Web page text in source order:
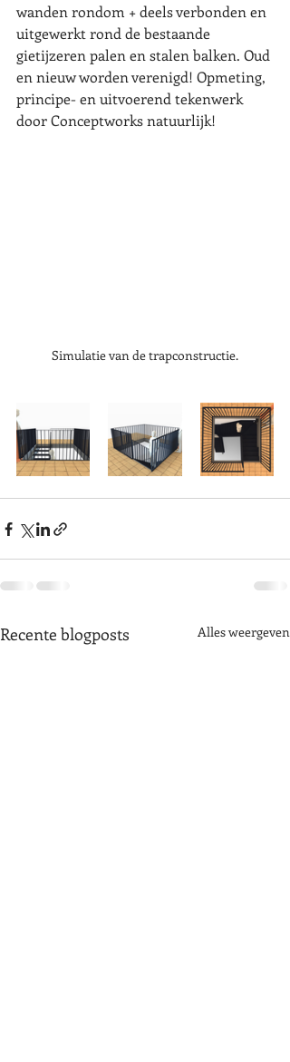
wanden rondom + deels verbonden en
uitgewerkt rond de bestaande
gietijzeren palen en stalen balken. Oud
en nieuw worden verenigd! Opmeting,
principe- en uitvoerend tekenwerk
door Conceptworks natuurlijk!
Simulatie van de trapconstructie.
Recente blogposts Alles weergeven